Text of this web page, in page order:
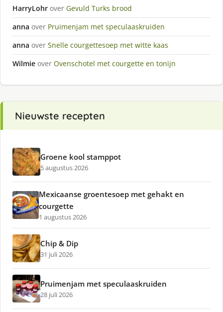
HarryLohr over Gevuld Turks brood
anna over Pruimenjam met speculaaskruiden
anna over Snelle courgettesoep met witte kaas
Wilmie over Ovenschotel met courgette en tonijn
Nieuwste recepten
Groene kool stamppot
5 augustus 2026
Mexicaanse groentesoep met gehakt en
courgette
1 augustus 2026
Chip & Dip
31 juli 2026
Pruimenjam met speculaaskruiden
28 juli 2026